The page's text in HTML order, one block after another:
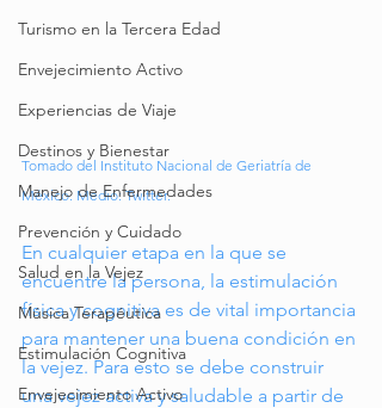
Turismo en la Tercera Edad
Envejecimiento Activo
Experiencias de Viaje
Destinos y Bienestar
Manejo de Enfermedades
Prevención y Cuidado
Salud en la Vejez
Música Terapéutica
Estimulación Cognitiva
Envejecimiento Activo
Tomado del Instituto Nacional de Geriatría de
México. Medio: Twitter.
En cualquier etapa en la que se
encuentre la persona, la estimulación
física y cognitiva es de vital importancia
para mantener una buena condición en
la vejez. Para esto se debe construir
una vejez activa y saludable a partir de